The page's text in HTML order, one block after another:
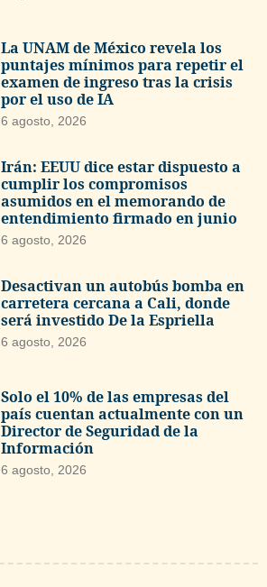
La UNAM de México revela los
puntajes mínimos para repetir el
examen de ingreso tras la crisis
por el uso de IA
6 agosto, 2026
Irán: EEUU dice estar dispuesto a
cumplir los compromisos
asumidos en el memorando de
entendimiento firmado en junio
6 agosto, 2026
Desactivan un autobús bomba en
carretera cercana a Cali, donde
será investido De la Espriella
6 agosto, 2026
Solo el 10% de las empresas del
país cuentan actualmente con un
Director de Seguridad de la
Información
6 agosto, 2026